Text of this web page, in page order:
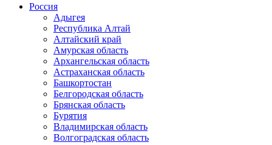
Россия
Адыгея
Республика Алтай
Алтайский край
Амурская область
Архангельская область
Астраханская область
Башкортостан
Белгородская область
Брянская область
Бурятия
Владимирская область
Волгоградская область